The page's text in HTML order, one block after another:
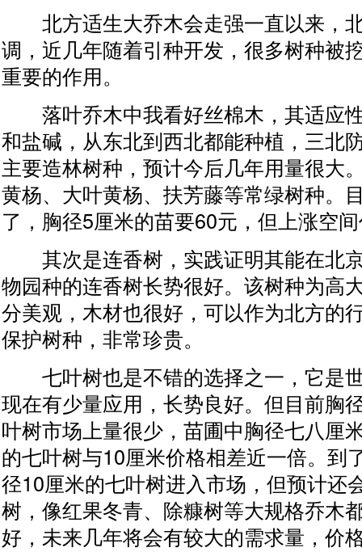
北方适生大乔木会走强一直以来，
调，近几年随着引种开发，很多树种被
重要的作用。
落叶乔木中我看好丝棉木，其适应
和盐碱，从东北到西北都能种植，三北
主要造林树种，预计今后几年用量很大
黄杨、大叶黄杨、扶芳藤等常绿树种。
了，胸径5厘米的苗要60元，但上涨空
其次是连香树，实践证明其能在北
物园种的连香树长势很好。该树种为高
分美观，木材也很好，可以作为北方的
保护树种，非常珍贵。
七叶树也是不错的选择之一，它是
现在有少量应用，长势良好。但目前胸
叶树市场上量很少，苗圃中胸径七八厘
的七叶树与10厘米价格相差近一倍。到
径10厘米的七叶树进入市场，但预计还
树，像红果冬青、除糠树等大规格乔木
好，未来几年将会有较大的需求量，价